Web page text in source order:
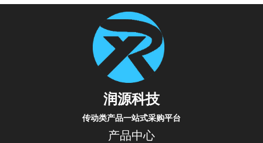
润源科技
传动类产品一站式采购平台
产品中心